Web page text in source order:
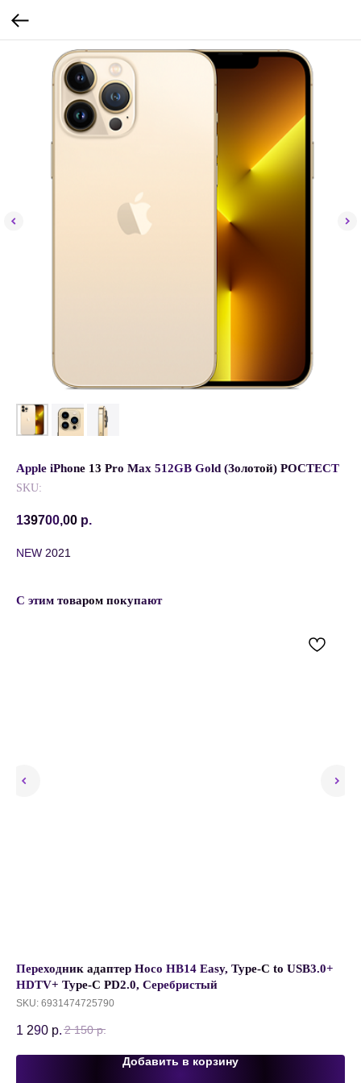
Apple iPhone 13 Pro Max 512GB Gold (Золотой) РОСТЕСТ
SKU:
139700,00 р.
NEW 2021
С этим товаром покупают
Переходник адаптер Hoco HB14 Easy, Type-C to USB3.0+
HDTV+ Type-C PD2.0, Cеребристый
SKU: 6931474725790
1 290 р. 2 150 р.
Добавить в корзину